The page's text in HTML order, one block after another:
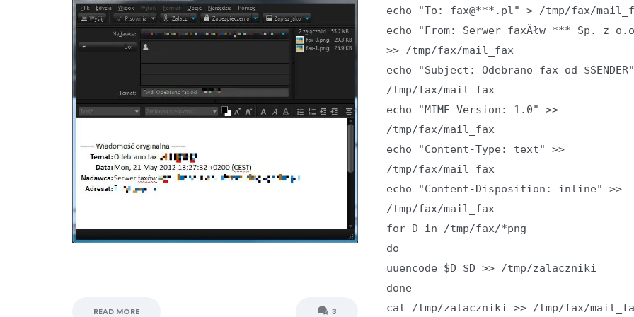
READ MORE 3
echo "To: fax@***.pl" > /tmp/fax/
echo "From: Serwer faxĂłw *** Sp. z
>> /tmp/fax/mail_fax
echo "Subject: Odebrano fax od
/tmp/fax/mail_fax
echo "MIME-Version: 1.0" >>
/tmp/fax/mail_fax
echo "Content-Type: text" >>
/tmp/fax/mail_fax
echo "Content-Disposition: inline" >>
/tmp/fax/mail_fax
for D in /tmp/fax/*png
do
uuencode $D $D >> /tmp/zalaczniki
done
cat /tmp/zalaczniki >> /tmp/fax/